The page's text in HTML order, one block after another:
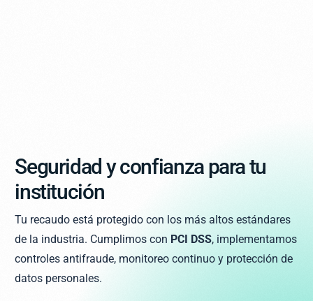
Seguridad y confianza para tu
institución
Tu recaudo está protegido con los más altos estándares
de la industria. Cumplimos con PCI DSS, implementamos
controles antifraude, monitoreo continuo y protección de
datos personales.